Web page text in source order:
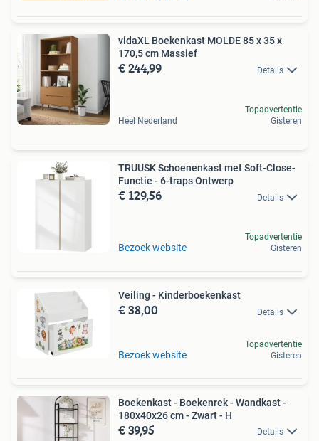
vidaXL Boekenkast MOLDE 85 x 35 x
170,5 cm Massief
€ 244,99 Details
Heel Nederland
Topadvertentie
Gisteren
TRUUSK Schoenenkast met Soft-Close-
Functie - 6-traps Ontwerp
€ 129,56 Details
Bezoek website
Topadvertentie
Gisteren
Veiling - Kinderboekenkast
€ 38,00 Details
Bezoek website
Topadvertentie
Gisteren
Boekenkast - Boekenrek - Wandkast -
180x40x26 cm - Zwart - H
€ 39,95 Details